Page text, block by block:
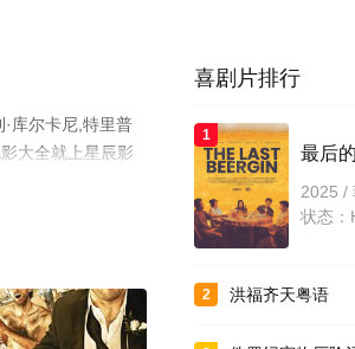
库尔卡尼,特里普
大全就上星辰影
喜剧片排行
1
最后
2025 /
状态：
2 洪福齐天粤语